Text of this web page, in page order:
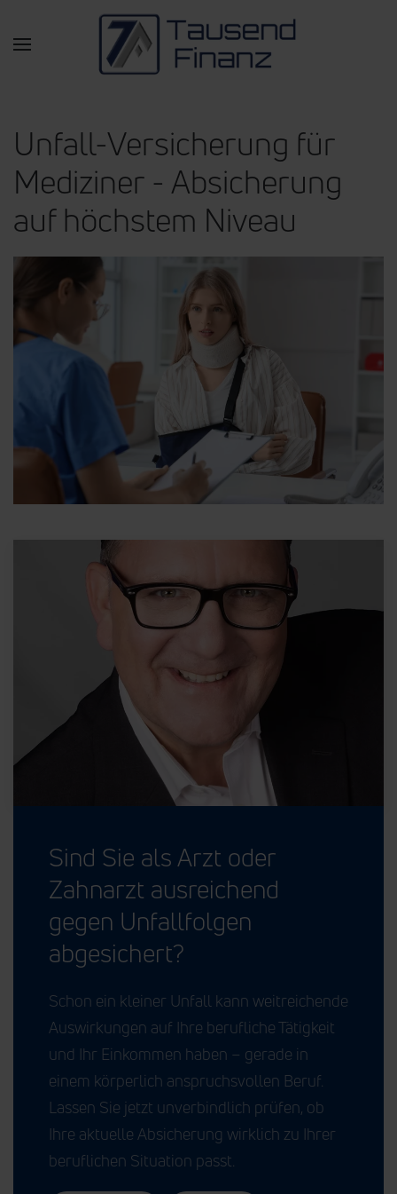
Zum Hauptinhalt springen
Unfall-Versicherung für
Mediziner - Absicherung
auf höchstem Niveau
Sind Sie als Arzt oder
Zahnarzt ausreichend
gegen Unfallfolgen
abgesichert?
Schon ein kleiner Unfall kann weitreichende
Auswirkungen auf Ihre berufliche Tätigkeit
und Ihr Einkommen haben – gerade in
einem körperlich anspruchsvollen Beruf.
Lassen Sie jetzt unverbindlich prüfen, ob
Ihre aktuelle Absicherung wirklich zu Ihrer
beruflichen Situation passt.